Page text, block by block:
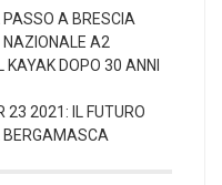
PASSO A BRESCIA
NAZIONALE A2
KAYAK DOPO 30 ANNI
23 2021: IL FUTURO
BERGAMASCA